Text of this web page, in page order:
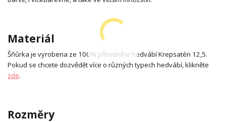
Materiál
Šňůrka je vyrobena ze 100% přírodního hedvábí Krepsatén 12,5.
Pokud se chcete dozvědět více o různých typech hedvábí, klikněte
zde.
Rozměry